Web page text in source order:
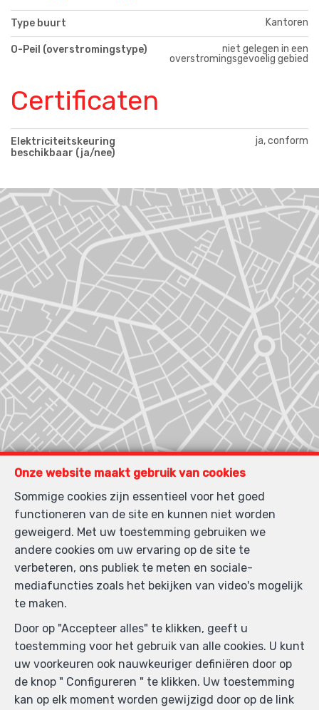
Type buurt Kantoren
O-Peil (overstromingstype)
niet gelegen in een
overstromingsgevoelig gebied
Certificaten
Elektriciteitskeuring
beschikbaar (ja/nee)
ja, conform
Zoek op de kaart
Onze website maakt gebruik van cookies
Sommige cookies zijn essentieel voor het goed
functioneren van de site en kunnen niet worden
geweigerd. Met uw toestemming gebruiken we
andere cookies om uw ervaring op de site te
verbeteren, ons publiek te meten en sociale-
mediafuncties zoals het bekijken van video's mogelijk
te maken.
Door op "Accepteer alles" te klikken, geeft u
toestemming voor het gebruik van alle cookies. U kunt
uw voorkeuren ook nauwkeuriger definiëren door op
de knop " Configureren " te klikken. Uw toestemming
kan op elk moment worden gewijzigd door op de link